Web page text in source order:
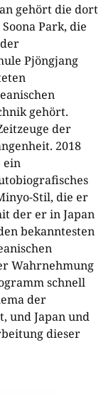
gehört die dort
Park, die
Pjöngjang
gehört.
der
2018
ein
Stil, die er
der er in Japan
bekanntesten
Wahrnehmung
schnell
der
und Japan und
dieser